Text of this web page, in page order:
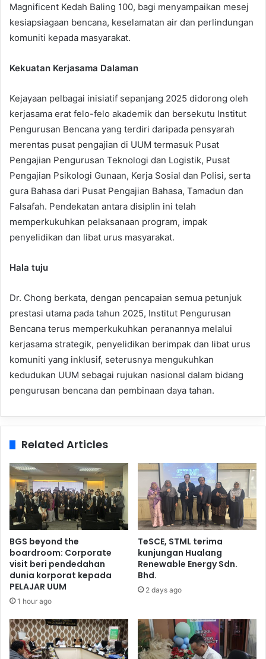
Magnificent Kedah Baling 100, bagi menyampaikan mesej
kesiapsiagaan bencana, keselamatan air dan perlindungan
komuniti kepada masyarakat.
Kekuatan Kerjasama Dalaman
Kejayaan pelbagai inisiatif sepanjang 2025 didorong oleh
kerjasama erat felo-felo akademik dan bersekutu Institut
Pengurusan Bencana yang terdiri daripada pensyarah
merentas pusat pengajian di UUM termasuk Pusat
Pengajian Pengurusan Teknologi dan Logistik, Pusat
Pengajian Psikologi Gunaan, Kerja Sosial dan Polisi, serta
gura Bahasa dari Pusat Pengajian Bahasa, Tamadun dan
Falsafah. Pendekatan antara disiplin ini telah
memperkukuhkan pelaksanaan program, impak
penyelidikan dan libat urus masyarakat.
Hala tuju
Dr. Chong berkata, dengan pencapaian semua petunjuk
prestasi utama pada tahun 2025, Institut Pengurusan
Bencana terus memperkukuhkan peranannya melalui
kerjasama strategik, penyelidikan berimpak dan libat urus
komuniti yang inklusif, seterusnya mengukuhkan
kedudukan UUM sebagai rujukan nasional dalam bidang
pengurusan bencana dan pembinaan daya tahan.
Related Articles
BGS beyond the
boardroom: Corporate
visit beri pendedahan
dunia korporat kepada
PELAJAR UUM
1 hour ago
TeSCE, STML terima
kunjungan Hualang
Renewable Energy Sdn.
Bhd.
2 days ago